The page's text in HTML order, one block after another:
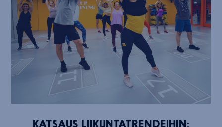
KATSAUS LIIKUNTATRENDEIHIN: